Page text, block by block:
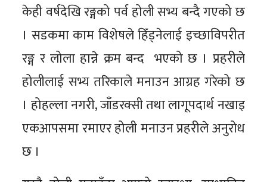
केही वर्षदेखि रङ्गको पर्व होली सभ्य बन्दै गएको छ
। सडकमा काम विशेषले हिँड्नेलाई इच्छाविपरीत
रङ्ग र लोला हान्ने क्रम बन्द भएको छ । प्रहरीले
होलीलाई सभ्य तरिकाले मनाउन आग्रह गरेको छ
। होहल्ला नगरी, जाँडरक्सी तथा लागूपदार्थ नखाइ
एकआपसमा रमाएर होली मनाउन प्रहरीले अनुरोध
छ ।